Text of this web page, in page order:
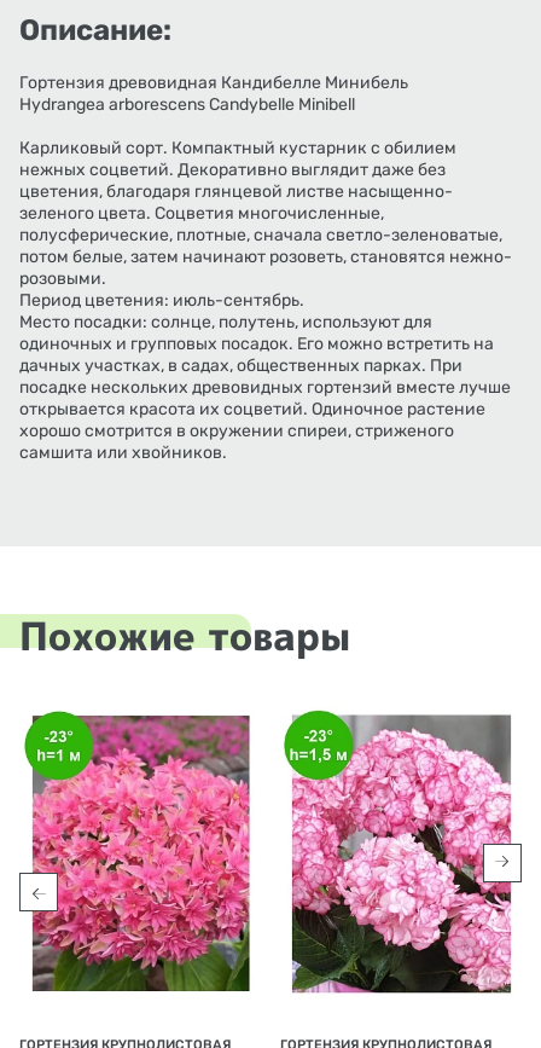
Описание:
Гортензия древовидная Кандибелле Минибель
Hydrangea arborescens Candybelle Minibell
Карликовый сорт. Компактный кустарник с обилием
нежных соцветий. Декоративно выглядит даже без
цветения, благодаря глянцевой листве насыщенно-
зеленого цвета. Соцветия многочисленные,
полусферические, плотные, сначала светло-зеленоватые,
потом белые, затем начинают розоветь, становятся нежно-
розовыми.
Период цветения: июль-сентябрь.
Место посадки: солнце, полутень, используют для
одиночных и групповых посадок. Его можно встретить на
дачных участках, в садах, общественных парках. При
посадке нескольких древовидных гортензий вместе лучше
открывается красота их соцветий. Одиночное растение
хорошо смотрится в окружении спиреи, стриженого
самшита или хвойников.
Похожие товары